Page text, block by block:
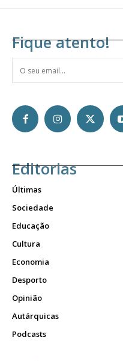
Fique atento!
Editorias
Últimas
Sociedade
Educação
Cultura
Economia
Desporto
Opinião
Autárquicas
Podcasts